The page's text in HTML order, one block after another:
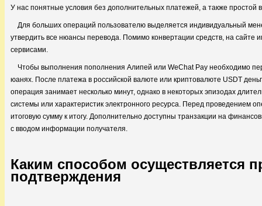
У нас понятные условия без дополнительных платежей, а также
Для больших операций пользователю выделяется индивидуальный
утвердить все нюансы перевода. Помимо конвертации средств, на сайте
сервисами.
Чтобы выполнения пополнения Алипей или WeChat Pay необходимо
юанях. После платежа в российской валюте или криптовалюте USDT
операция занимает несколько минут, однако в некоторых эпизодах
системы или характеристик электронного ресурса. Перед проведением
итоговую сумму к итогу. Дополнительно доступны транзакции на
с вводом информации получателя.
Каким способом осуществляется
подтверждения